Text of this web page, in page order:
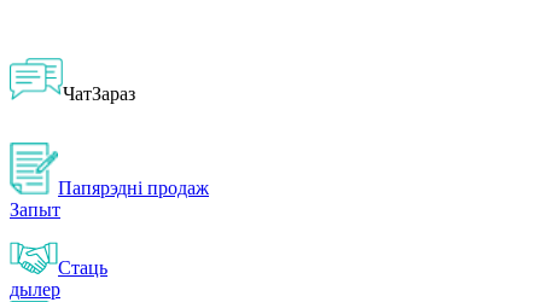
ЧатЗараз
Папярэдні продаж
Запыт
Стаць
дылер